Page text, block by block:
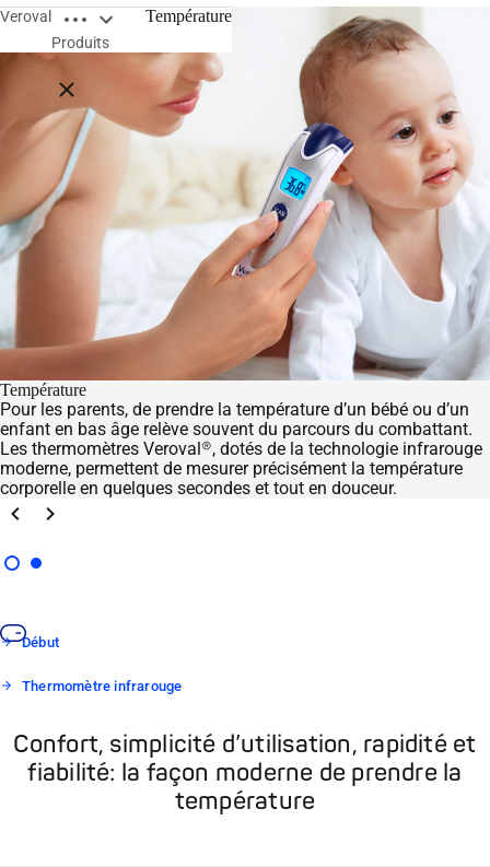
Veroval Open breadcrumbs
Close breadcrumbs
Produits
Température
Température
Pour les parents, de prendre la température d’un bébé ou d’un
enfant en bas âge relève souvent du parcours du combattant.
Les thermomètres Veroval®, dotés de la technologie infrarouge
moderne, permettent de mesurer précisément la température
corporelle en quelques secondes et tout en douceur.
Précédent
Suivant
Début
Thermomètre infrarouge
Confort, simplicité d’utilisation, rapidité et
fiabilité: la façon moderne de prendre la
température